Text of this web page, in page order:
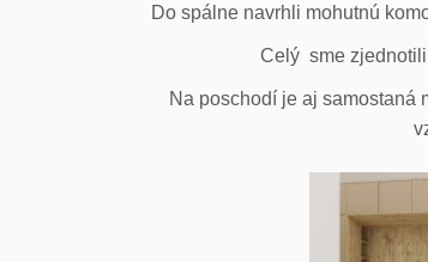
Do spálne navrhli mohutnú
Celý sme zjednotili
Na poschodí je aj samostaná